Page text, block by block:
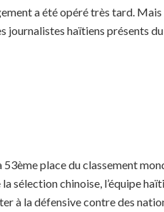
a été opéré très tard.
haïtiens présents
53ème place du classement
sélection chinoise, l’équipe
à la défensive contre des